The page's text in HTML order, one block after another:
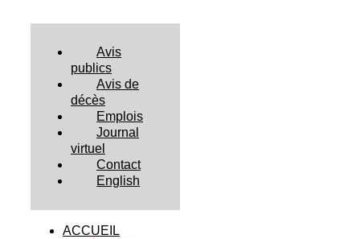
Avis
publics
Avis de
décès
Emplois
Journal
virtuel
Contact
English
ACCUEIL